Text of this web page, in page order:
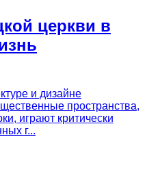
церкви в
и дизайне
пространства,
играют критически
г...